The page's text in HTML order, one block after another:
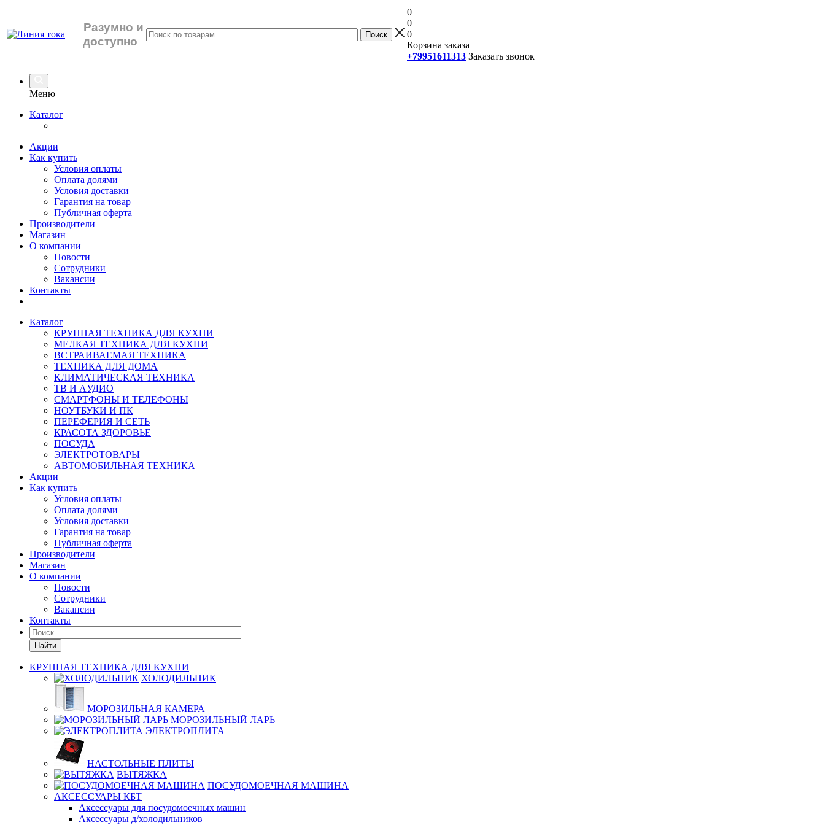
Разумно и
доступно
0
0
0
Корзина заказа
+79951611313 Заказать звонок
Меню
Каталог
Акции
Как купить
Условия оплаты
Оплата долями
Условия доставки
Гарантия на товар
Публичная оферта
Производители
Магазин
О компании
Новости
Сотрудники
Вакансии
Контакты
Каталог
КРУПНАЯ ТЕХНИКА ДЛЯ КУХНИ
МЕЛКАЯ ТЕХНИКА ДЛЯ КУХНИ
ВСТРАИВАЕМАЯ ТЕХНИКА
ТЕХНИКА ДЛЯ ДОМА
КЛИМАТИЧЕСКАЯ ТЕХНИКА
ТВ И AУДИО
СМАРТФОНЫ И ТЕЛЕФОНЫ
НОУТБУКИ И ПК
ПЕРЕФЕРИЯ И СЕТЬ
КРАСОТА ЗДОРОВЬЕ
ПОСУДА
ЭЛЕКТРОТОВАРЫ
АВТОМОБИЛЬНАЯ ТЕХНИКА
Акции
Как купить
Условия оплаты
Оплата долями
Условия доставки
Гарантия на товар
Публичная оферта
Производители
Магазин
О компании
Новости
Сотрудники
Вакансии
Контакты
Найти
КРУПНАЯ ТЕХНИКА ДЛЯ КУХНИ
ХОЛОДИЛЬНИК
МОРОЗИЛЬНАЯ КАМЕРА
МОРОЗИЛЬНЫЙ ЛАРЬ
ЭЛЕКТРОПЛИТА
НАСТОЛЬНЫЕ ПЛИТЫ
ВЫТЯЖКА
ПОСУДОМОЕЧНАЯ МАШИНА
АКСЕССУАРЫ КБТ
Аксессуары для посудомоечных машин
Аксессуары д/холодильников